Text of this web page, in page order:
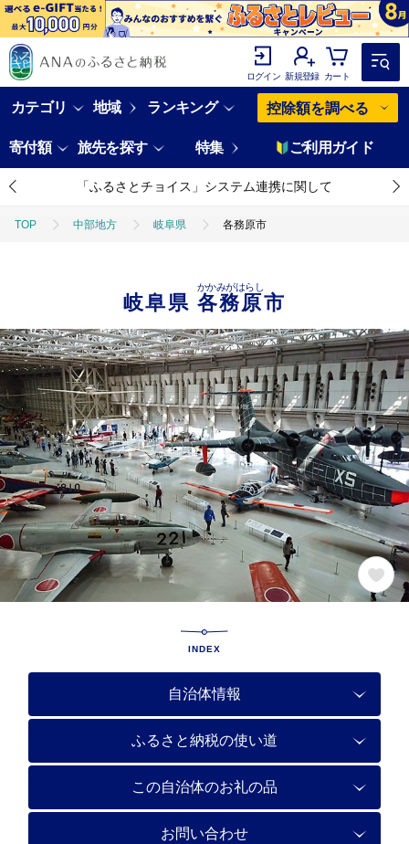
ログイン 新規登録 カート
カテゴリ 地域 ランキング 控除額を調べる
寄付額 旅先を探す 特集 ご利用ガイド
「ふるさとチョイス」システム連携に関して
TOP 中部地方 岐阜県 各務原市
岐阜県 各務原市
かかみがはらし
INDEX
自治体情報
ふるさと納税の使い道
この自治体のお礼の品
お問い合わせ